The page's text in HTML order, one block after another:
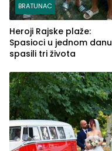
BRATUNAC
Heroji Rajske plaže:
Spasioci u jednom danu
spasili tri života